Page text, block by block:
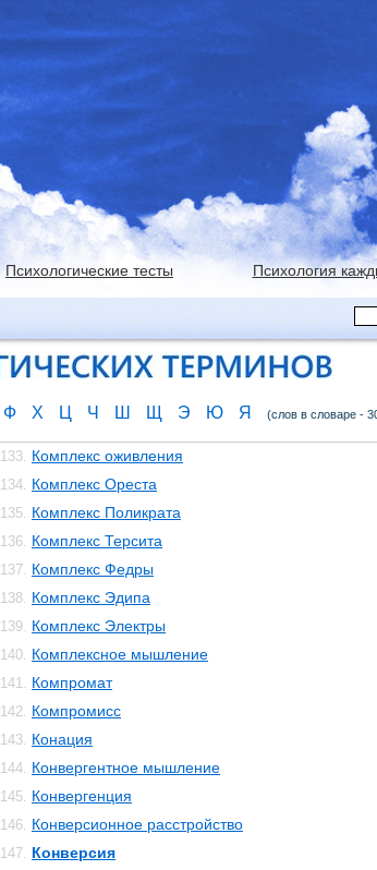
Психологические тесты Психология
Ф Х Ц Ч Ш Щ Э Ю Я (слов в словаре -
133. Комплекс оживления
134. Комплекс Ореста
135. Комплекс Поликрата
136. Комплекс Терсита
137. Комплекс Федры
138. Комплекс Эдипа
139. Комплекс Электры
140. Комплексное мышление
141. Компромат
142. Компромисс
143. Конация
144. Конвергентное мышление
145. Конвергенция
146. Конверсионное расстройство
147. Конверсия